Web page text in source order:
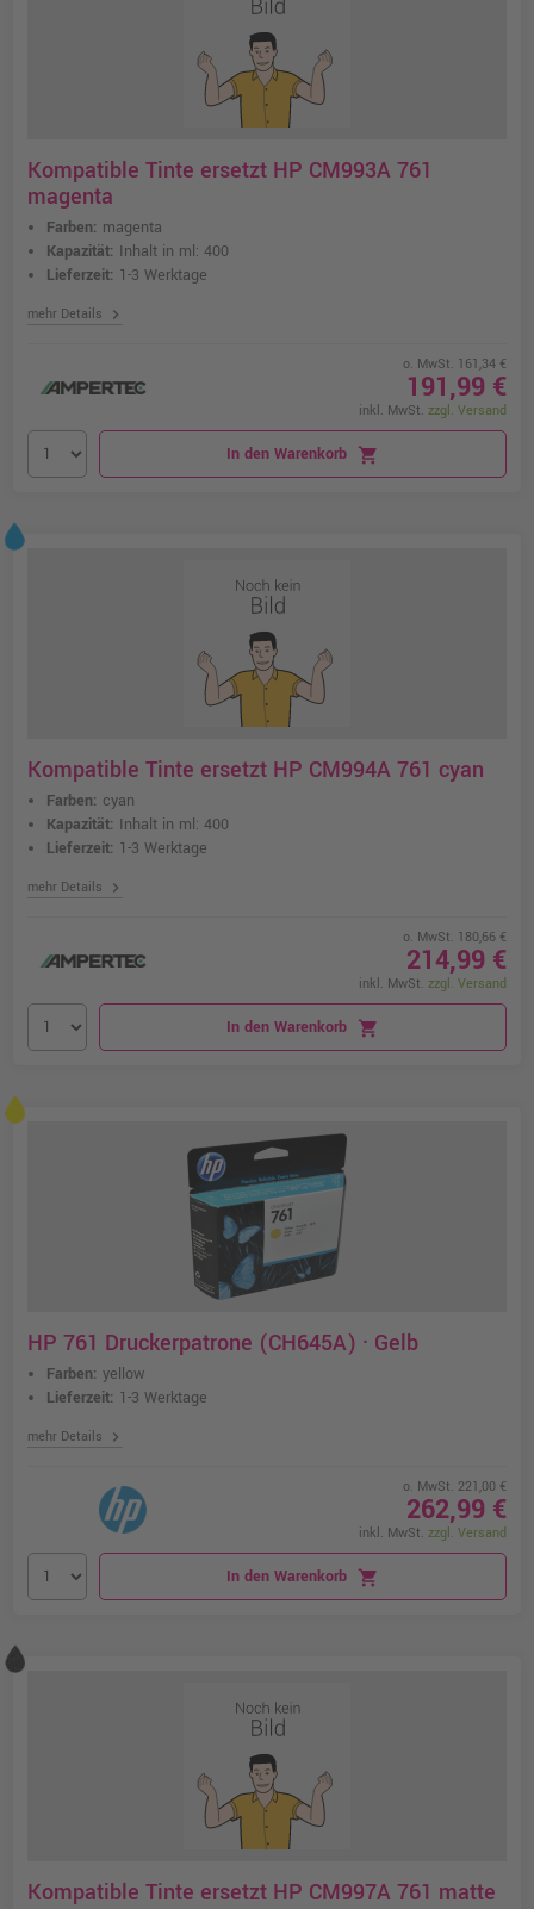
Kompatible Tinte ersetzt HP CM993A 761
magenta
Farben: magenta
Kapazität: Inhalt in ml: 400
Lieferzeit: 1-3 Werktage
mehr Details chevron_right
o. MwSt. 161,34 €
191,99 €
inkl. MwSt. zzgl. Versand
In den Warenkorb shopping_cart
Kompatible Tinte ersetzt HP CM994A 761 cyan
Farben: cyan
Kapazität: Inhalt in ml: 400
Lieferzeit: 1-3 Werktage
mehr Details chevron_right
o. MwSt. 180,66 €
214,99 €
inkl. MwSt. zzgl. Versand
In den Warenkorb shopping_cart
HP 761 Druckerpatrone (CH645A) · Gelb
Farben: yellow
Lieferzeit: 1-3 Werktage
mehr Details chevron_right
o. MwSt. 221,00 €
262,99 €
inkl. MwSt. zzgl. Versand
In den Warenkorb shopping_cart
Kompatible Tinte ersetzt HP CM997A 761 matte